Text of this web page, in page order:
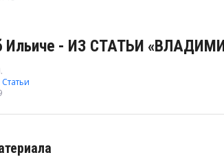
Ильиче - ИЗ СТАТЬИ
Статьи